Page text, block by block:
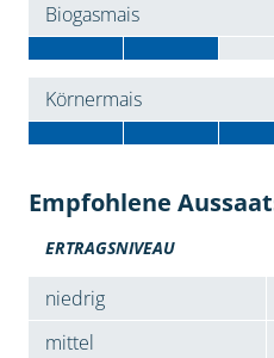
Biogasmais
Körnermais
Empfohlene
ERTRAGSNIVEAU
niedrig
mittel